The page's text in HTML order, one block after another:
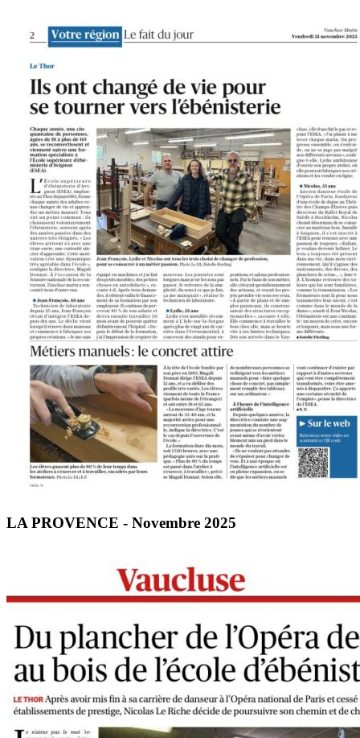
LA PROVENCE - Novembre 2025